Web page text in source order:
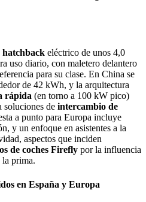
hatchback eléctrico de unos 4,0
uso diario, con maletero delantero
para su clase. En China se
de 42 kWh, y la arquitectura
rápida (en torno a 100 kW pico)
soluciones de intercambio de
a punto para Europa incluye
y un enfoque en asistentes a la
aspectos que inciden
de coches Firefly por la influencia
la prima.
en España y Europa